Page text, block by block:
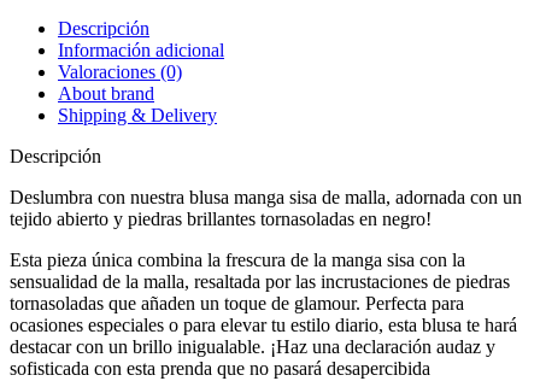
Descripción
Información adicional
Valoraciones (0)
About brand
Shipping & Delivery
Descripción
Deslumbra con nuestra blusa manga sisa de malla, adornada con un
tejido abierto y piedras brillantes tornasoladas en negro!
Esta pieza única combina la frescura de la manga sisa con la
sensualidad de la malla, resaltada por las incrustaciones de piedras
tornasoladas que añaden un toque de glamour. Perfecta para
ocasiones especiales o para elevar tu estilo diario, esta blusa te hará
destacar con un brillo inigualable. ¡Haz una declaración audaz y
sofisticada con esta prenda que no pasará desapercibida